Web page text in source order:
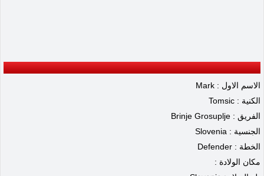
الاسم الاول : Mark
الكنية : Tomsic
الفريق : Brinje Grosuplje
الجنسية : Slovenia
الخطة : Defender
مكان الولادة :